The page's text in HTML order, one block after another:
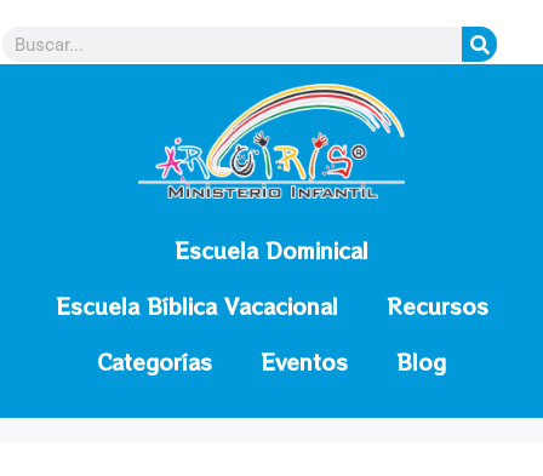
Escuela Dominical
Escuela Bíblica Vacacional
Recursos
Categorías
Eventos Blog